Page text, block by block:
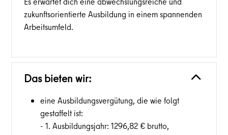
zukunftsorientierte Ausbildung in einem spannenden
Arbeitsumfeld.
Das bieten wir:
eine Ausbildungsvergütung, die wie folgt
gestaffelt ist:
- 1. Ausbildungsjahr: 1296,82 € brutto,